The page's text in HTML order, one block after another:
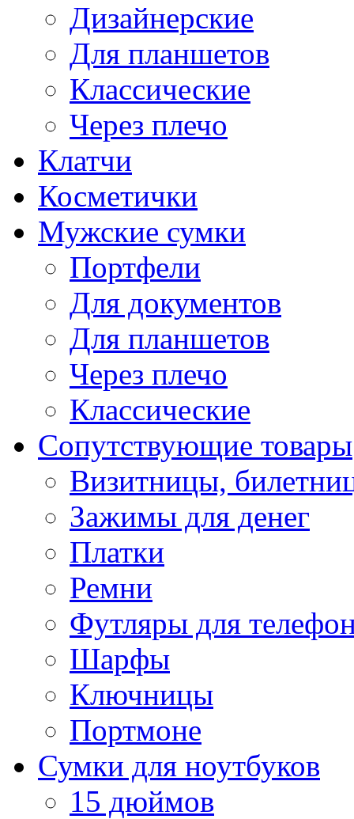
Дизайнерские
Для планшетов
Классические
Через плечо
Клатчи
Косметички
Мужские сумки
Портфели
Для документов
Для планшетов
Через плечо
Классические
Сопутствующие товары
Визитницы,
Зажимы для денег
Платки
Ремни
Футляры для
Шарфы
Ключницы
Портмоне
Сумки для ноутбуков
15 дюймов